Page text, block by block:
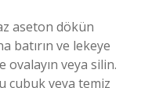
aseton dökün
batırın ve lekeye
ovalayın veya silin.
çubuk veya temiz